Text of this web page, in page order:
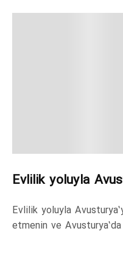
Evlilik yoluyla
Evlilik yoluyla
etmenin ve